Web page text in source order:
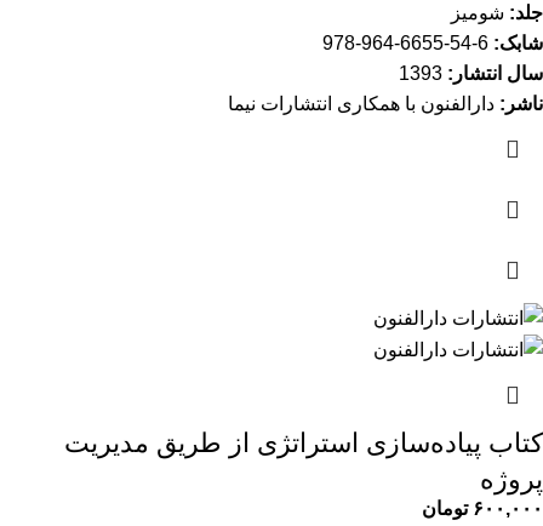
جلد: شومیز
شابک:
سال انتشار:
ناشر: دارالفنون با همکاری انتشارات نیما
کتاب پیاده‌سازی استراتژی از طریق مدیریت
پروژه
۶۰۰,۰۰۰ تومان